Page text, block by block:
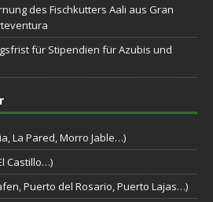
des Fischkutters Aali aus Gran
für Stipendien für Azubis und
La Pared, Morro Jable…)
Castillo…)
Puerto del Rosario, Puerto Lajas…)